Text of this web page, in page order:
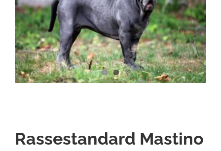
Rassestandard Mastino